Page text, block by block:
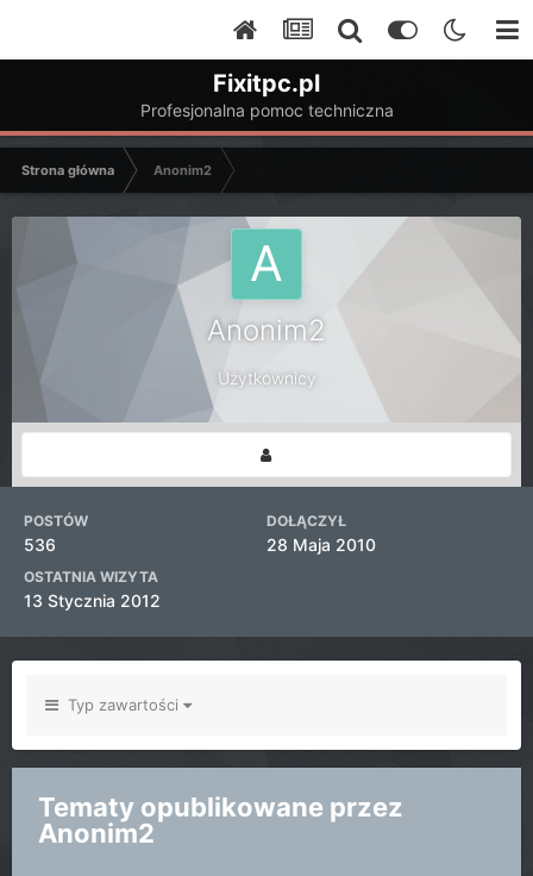
Fixitpc.pl
Profesjonalna pomoc techniczna
Strona główna Anonim2
Anonim2
Użytkownicy
POSTÓW
536
DOŁĄCZYŁ
28 Maja 2010
OSTATNIA WIZYTA
13 Stycznia 2012
Typ zawartości
Tematy opublikowane przez
Anonim2